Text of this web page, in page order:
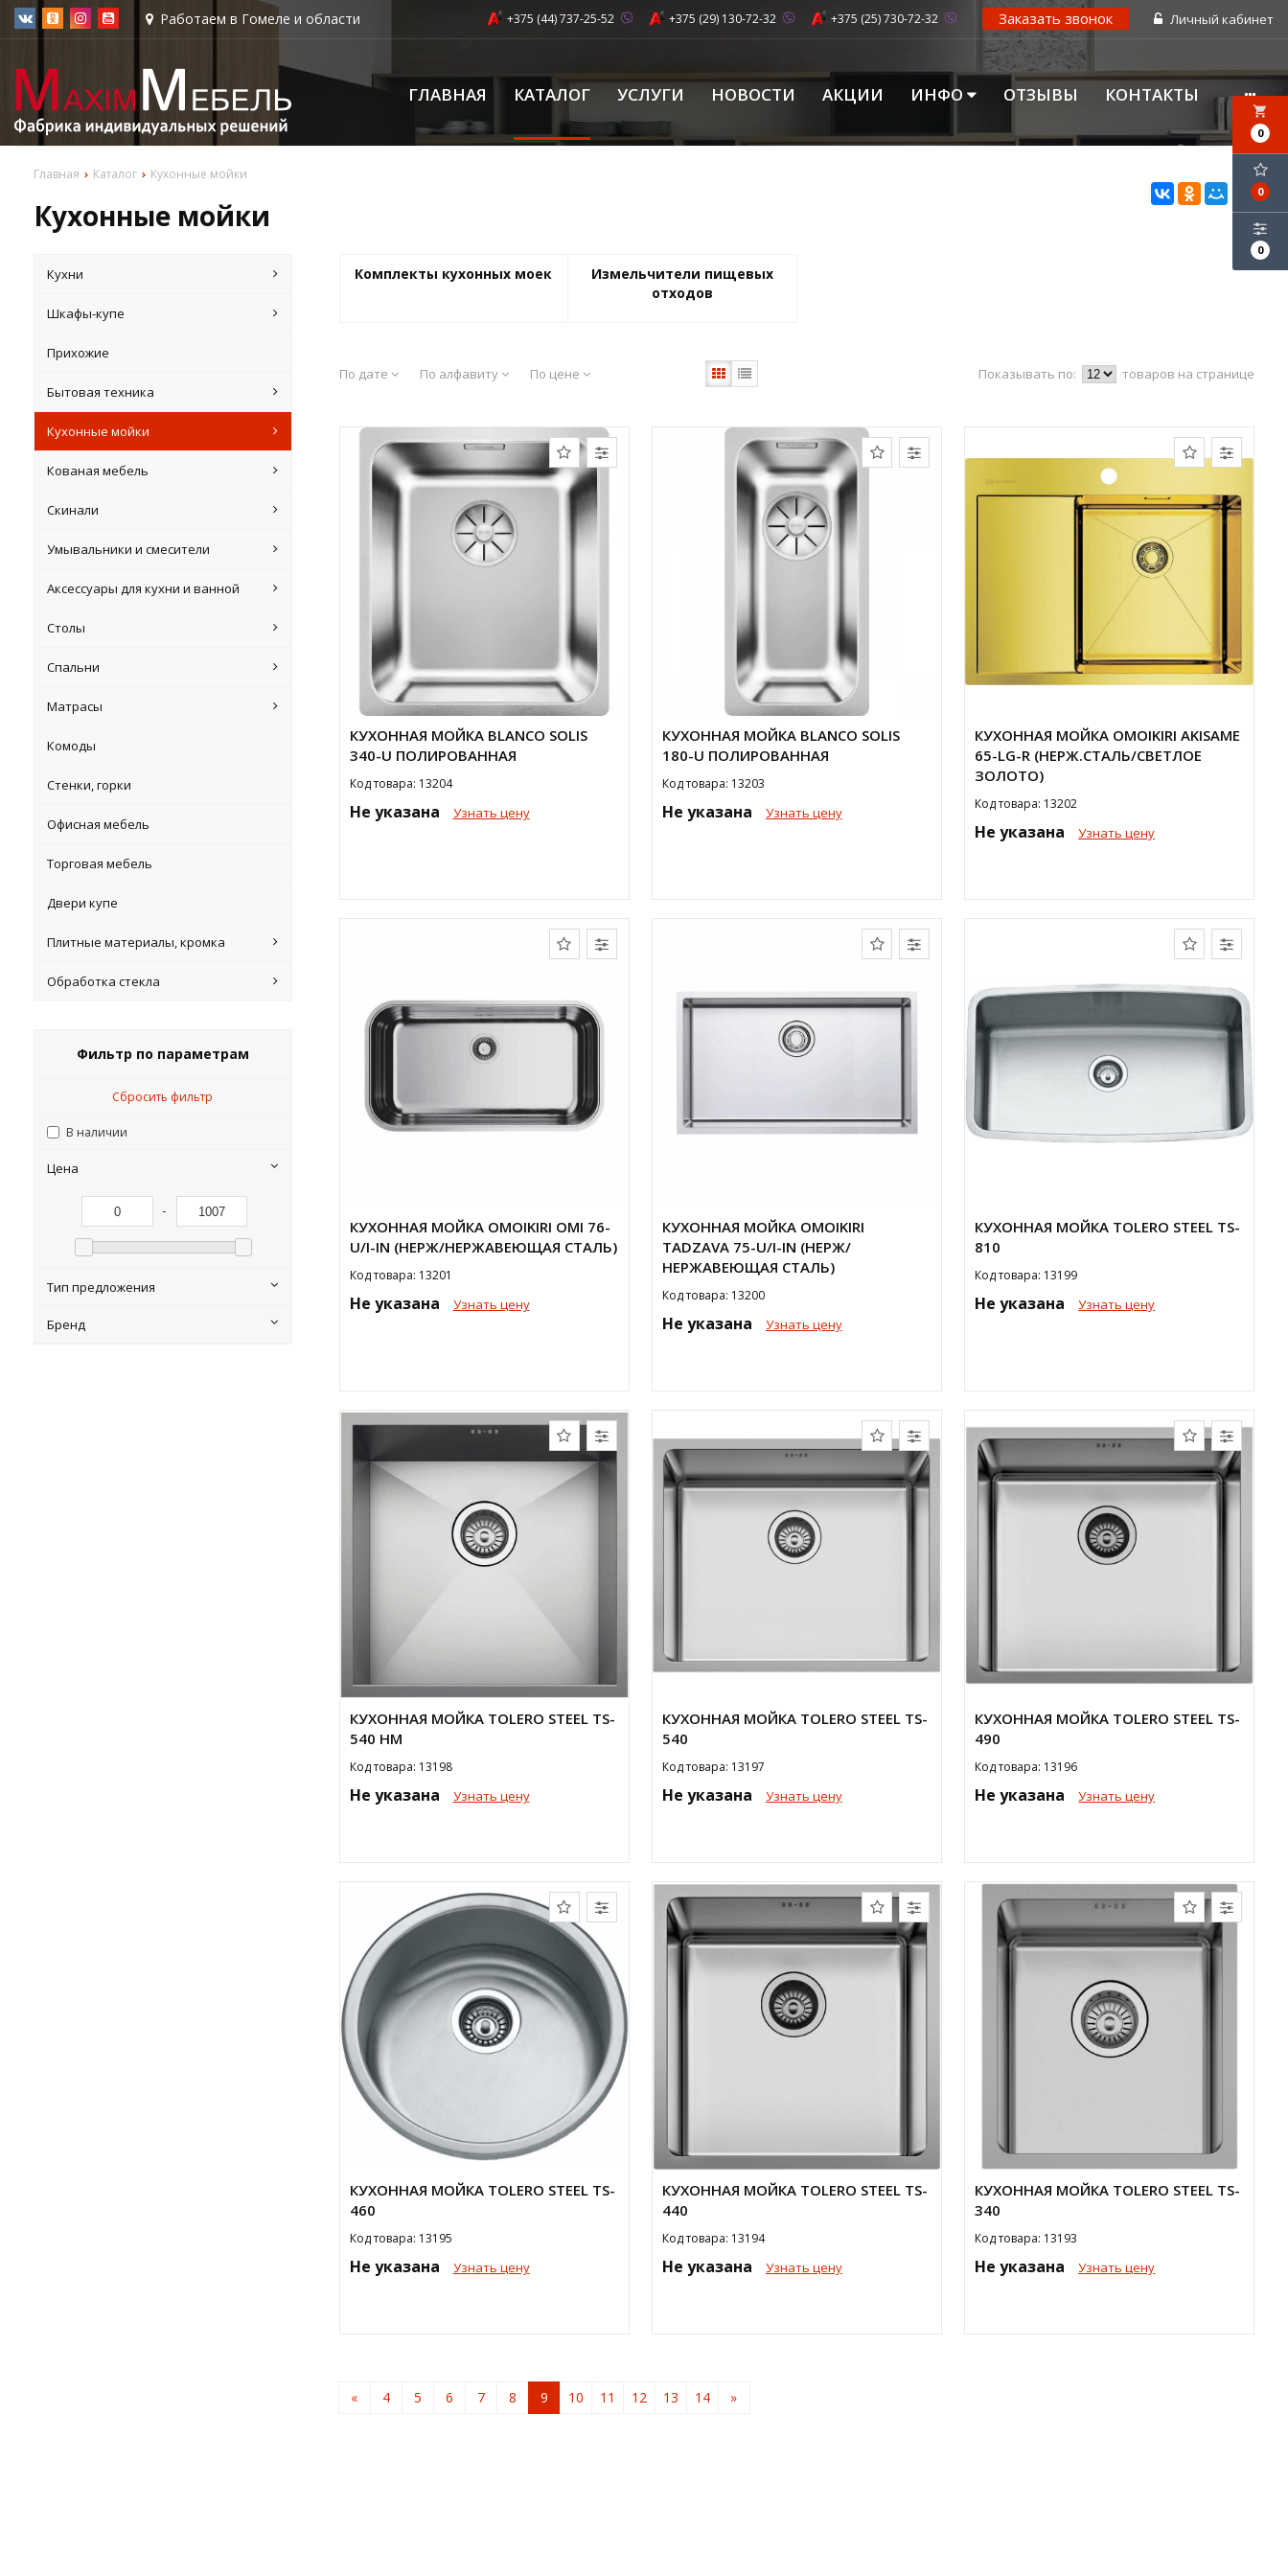
Работаем в Гомеле и области Личный кабинет
Заказать звонок
+375 (44) 737-25-52 +375 (29) 130-72-32 +375 (25) 730-72-32
ГЛАВНАЯ КАТАЛОГ УСЛУГИ НОВОСТИ АКЦИИ ИНФО ОТЗЫВЫ КОНТАКТЫ
Главная Каталог Кухонные мойки
Кухонные мойки
local_grocery_store
0
0
0
Кухни
Шкафы-купе
Прихожие
Бытовая техника
Кухонные мойки
Кованая мебель
Скинали
Умывальники и смесители
Аксессуары для кухни и ванной
Столы
Спальни
Матрасы
Комоды
Стенки, горки
Офисная мебель
Торговая мебель
Двери купе
Плитные материалы, кромка
Обработка стекла
Фильтр по параметрам
Сбросить фильтр
В наличии
Цена
-
Тип предложения
Бренд
Комплекты кухонных моек
Измельчители пищевых
отходов
По дате По алфавиту По цене Показывать по: товаров на странице
КУХОННАЯ МОЙКА BLANCO SOLIS
340-U ПОЛИРОВАННАЯ
Код товара: 13204
Не указана Узнать цену
КУХОННАЯ МОЙКА BLANCO SOLIS
180-U ПОЛИРОВАННАЯ
Код товара: 13203
Не указана Узнать цену
КУХОННАЯ МОЙКА OMOIKIRI AKISAME
65-LG-R (НЕРЖ.СТАЛЬ/СВЕТЛОЕ
ЗОЛОТО)
Код товара: 13202
Не указана Узнать цену
КУХОННАЯ МОЙКА OMOIKIRI OMI 76-
U/I-IN (НЕРЖ/НЕРЖАВЕЮЩАЯ СТАЛЬ)
Код товара: 13201
Не указана Узнать цену
КУХОННАЯ МОЙКА OMOIKIRI
TADZAVA 75-U/I-IN (НЕРЖ/
НЕРЖАВЕЮЩАЯ СТАЛЬ)
Код товара: 13200
Не указана Узнать цену
КУХОННАЯ МОЙКА TOLERO STEEL TS-
810
Код товара: 13199
Не указана Узнать цену
КУХОННАЯ МОЙКА TOLERO STEEL TS-
540 HM
Код товара: 13198
Не указана Узнать цену
КУХОННАЯ МОЙКА TOLERO STEEL TS-
540
Код товара: 13197
Не указана Узнать цену
КУХОННАЯ МОЙКА TOLERO STEEL TS-
490
Код товара: 13196
Не указана Узнать цену
КУХОННАЯ МОЙКА TOLERO STEEL TS-
460
Код товара: 13195
Не указана Узнать цену
КУХОННАЯ МОЙКА TOLERO STEEL TS-
440
Код товара: 13194
Не указана Узнать цену
КУХОННАЯ МОЙКА TOLERO STEEL TS-
340
Код товара: 13193
Не указана Узнать цену
« 4 5 6 7 8 9 10 11 12 13 14 »